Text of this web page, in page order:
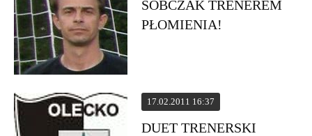
SOBCZAK TRENEREM
PŁOMIENIA!
17.02.2011 16:37
DUET TRENERSKI